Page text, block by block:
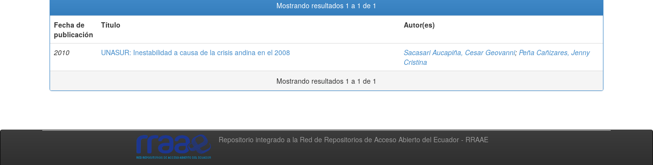
Mostrando resultados 1 a 1 de 1
Fecha de
publicación
Título Autor(es)
2010 UNASUR: Inestabilidad a causa de la crisis andina en el 2008 Sacasari Aucapiña, Cesar Geovanni; Peña Cañizares, Jenny
Cristina
Mostrando resultados 1 a 1 de 1
Repositorio integrado a la Red de Repositorios de Acceso Abierto del Ecuador - RRAAE